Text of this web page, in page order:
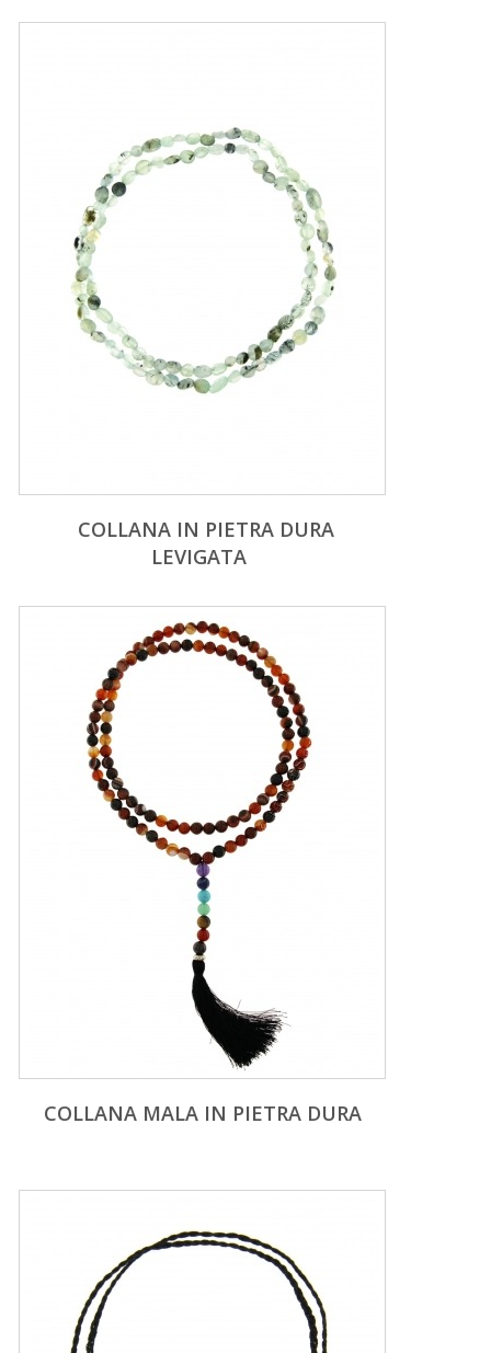
COLLANA IN PIETRA DURA
LEVIGATA
COLLANA MALA IN PIETRA DURA